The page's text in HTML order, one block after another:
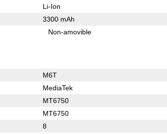
Li-Ion
3300 mAh
Non-amovible
M6T
MediaTek
MT6750
MT6750
8